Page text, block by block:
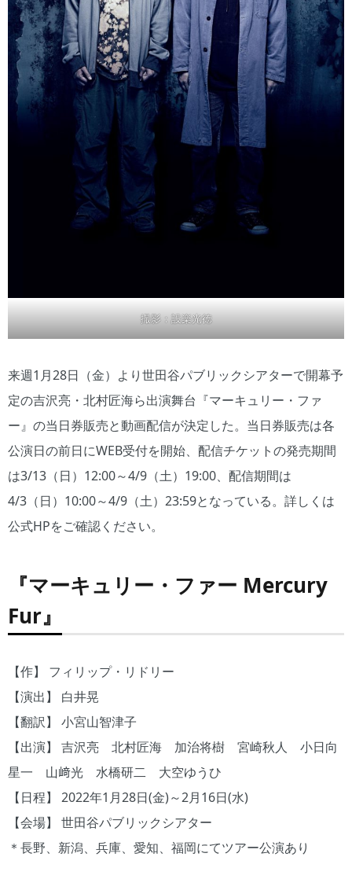
撮影：設楽光徳
来週1月28日（金）より世田谷パブリックシアターで開幕予
定の吉沢亮・北村匠海ら出演舞台『マーキュリー・ファ
ー』の当日券販売と動画配信が決定した。当日券販売は各
公演日の前日にWEB受付を開始、配信チケットの発売期間
は3/13（日）12:00～4/9（土）19:00、配信期間は
4/3（日）10:00～4/9（土）23:59となっている。詳しくは
公式HPをご確認ください。
『マーキュリー・ファー Mercury
Fur』
【作】 フィリップ・リドリー
【演出】 白井晃
【翻訳】 小宮山智津子
【出演】 吉沢亮 北村匠海 加治将樹 宮崎秋人 小日向
星一 山﨑光 水橋研二 大空ゆうひ
【日程】 2022年1月28日(金)～2月16日(水)
【会場】 世田谷パブリックシアター
＊長野、新潟、兵庫、愛知、福岡にてツアー公演あり